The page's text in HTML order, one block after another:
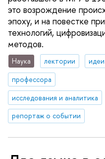
это возрождение
эпоху, и на повестке
технологий,
методов.
Наука лектории
профессора
исследования и аналитика
репортаж о событии